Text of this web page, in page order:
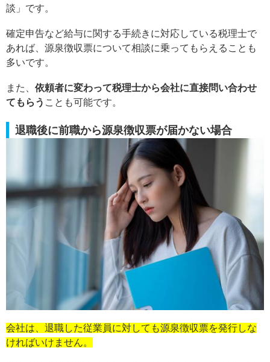
談」です。
確定申告など給与に関する手続きに対応している税理士で
あれば、源泉徴収票について相談に乗ってもらえることも
多いです。
また、 依頼者に変わって税理士から会社に直接問い合わせ
てもらう ことも可能です。
退職後に前職から源泉徴収票が届かない場合
会社は、退職した従業員に対しても源泉徴収票を発行しな
ければいけません。